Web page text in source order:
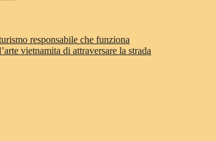
responsabile che funziona
vietnamita di attraversare la strada